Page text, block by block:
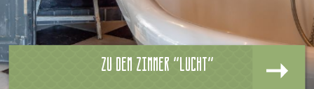
Zu dem zimmer "Lucht"